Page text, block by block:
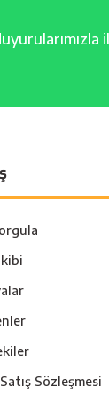
Sözleşmesi